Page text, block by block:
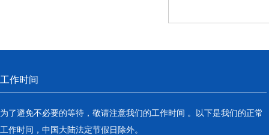
工作时间
为了避免不必要的等待，敬请注意我们的工作时间 。以下是我们的正常
工作时间，中国大陆法定节假日除外。